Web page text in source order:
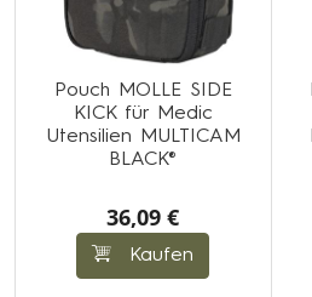
Pouch MOLLE SIDE
KICK für Medic
Utensilien MULTICAM
BLACK®
36,09 €
Kaufen